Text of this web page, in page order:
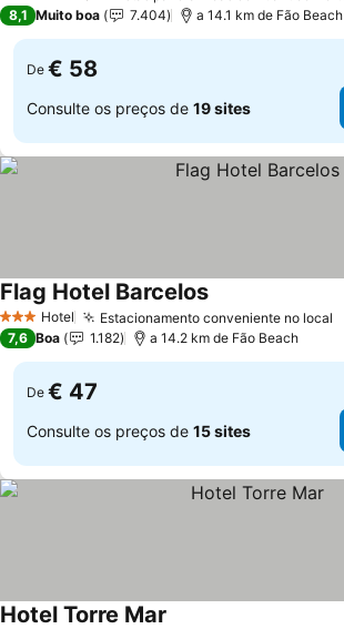
8,1 Muito boa 7.404 a 14.1 km de Fão Beach
De € 58
Consulte os preços de 19 sites
3 EstrelasHotel Estacionamento conveniente no local
Flag Hotel Barcelos
7,6 Boa 1.182 a 14.2 km de Fão Beach
De € 47
Consulte os preços de 15 sites
Hotel Torre Mar